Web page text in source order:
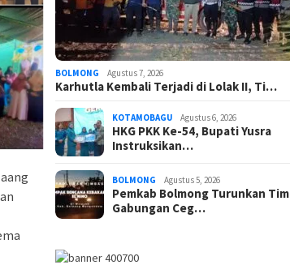
BOLMONG Agustus 7, 2026
Karhutla Kembali Terjadi di Lolak II, Ti…
KOTAMOBAGU Agustus 6, 2026
HKG PKK Ke-54, Bupati Yusra
Instruksikan…
BOLMONG Agustus 5, 2026
Pemkab Bolmong Turunkan Tim
Gabungan Ceg…